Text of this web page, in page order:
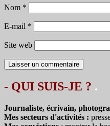
Nom *
E-mail *
Site web
- QUI SUIS-JE ? .
Journaliste, écrivain,
Mes secteurs d'activités :